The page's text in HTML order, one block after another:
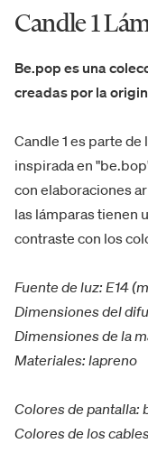
Candle 1
Be.pop es una
creadas por la
Candle 1 es parte
inspirada en
con elaboraciones
las lámparas tienen
contraste con los
Fuente de luz: E14
Dimensiones del
Dimensiones de la
Materiales: lapreno
Colores de pantalla:
Colores de los